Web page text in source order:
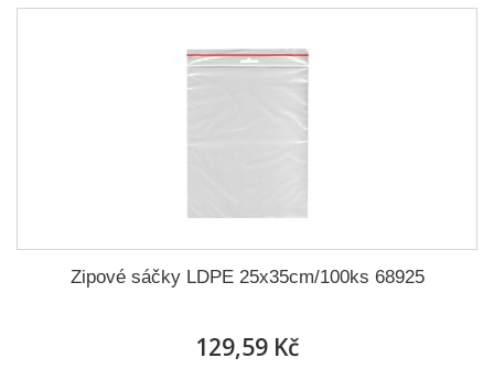
Zipové sáčky LDPE 25x35cm/100ks 68925
129,59 Kč